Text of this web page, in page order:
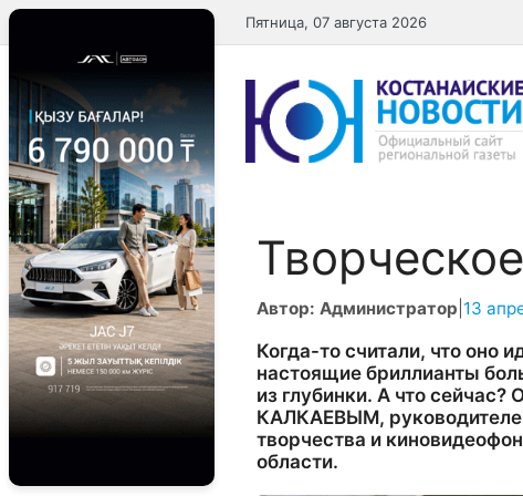
Перейти
к
содержимому
Пятница, 07 августа 2026
Автор: Администратор 13
Когда-то считали, что оно
настоящие бриллианты
из глубинки. А что
КАЛКАЕВЫМ,
творчества и
области.